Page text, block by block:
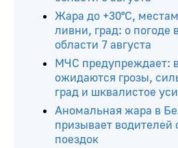
Жара до +30°С,
ливни, град: о погоде
области 7 августа
МЧС предупреждает:
ожидаются грозы,
град и шквалистое
Аномальная жара в
призывает водителей
поездок